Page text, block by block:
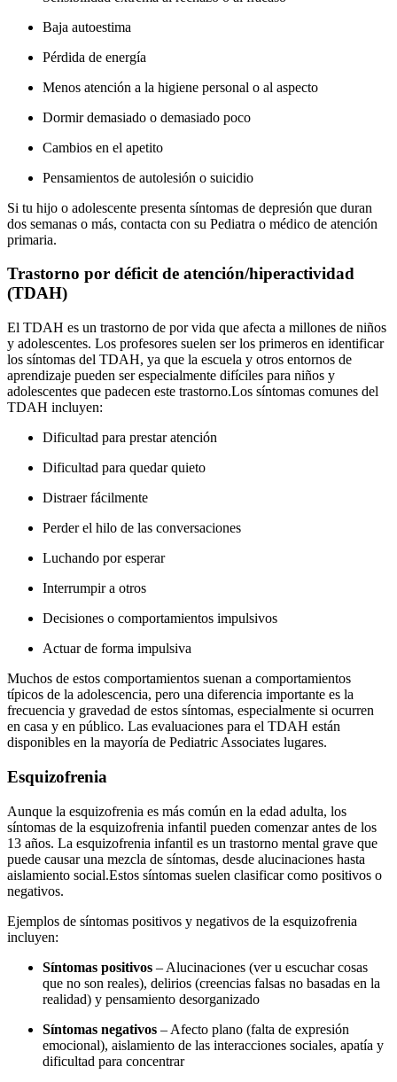
Baja autoestima
Pérdida de energía
Menos atención a la higiene personal o al aspecto
Dormir demasiado o demasiado poco
Cambios en el apetito
Pensamientos de autolesión o suicidio
Si tu hijo o adolescente presenta síntomas de depresión que duran
dos semanas o más, contacta con su Pediatra o médico de atención
primaria.
Trastorno por déficit de atención/hiperactividad
(TDAH)
El TDAH es un trastorno de por vida que afecta a millones de niños
y adolescentes. Los profesores suelen ser los primeros en identificar
los síntomas del TDAH, ya que la escuela y otros entornos de
aprendizaje pueden ser especialmente difíciles para niños y
adolescentes que padecen este trastorno.Los síntomas comunes del
TDAH incluyen:
Dificultad para prestar atención
Dificultad para quedar quieto
Distraer fácilmente
Perder el hilo de las conversaciones
Luchando por esperar
Interrumpir a otros
Decisiones o comportamientos impulsivos
Actuar de forma impulsiva
Muchos de estos comportamientos suenan a comportamientos
típicos de la adolescencia, pero una diferencia importante es la
frecuencia y gravedad de estos síntomas, especialmente si ocurren
en casa y en público. Las evaluaciones para el TDAH están
disponibles en la mayoría de Pediatric Associates lugares.
Esquizofrenia
Aunque la esquizofrenia es más común en la edad adulta, los
síntomas de la esquizofrenia infantil pueden comenzar antes de los
13 años. La esquizofrenia infantil es un trastorno mental grave que
puede causar una mezcla de síntomas, desde alucinaciones hasta
aislamiento social.Estos síntomas suelen clasificar como positivos o
negativos.
Ejemplos de síntomas positivos y negativos de la esquizofrenia
incluyen:
Síntomas positivos – Alucinaciones (ver u escuchar cosas
que no son reales), delirios (creencias falsas no basadas en la
realidad) y pensamiento desorganizado
Síntomas negativos – Afecto plano (falta de expresión
emocional), aislamiento de las interacciones sociales, apatía y
dificultad para concentrar